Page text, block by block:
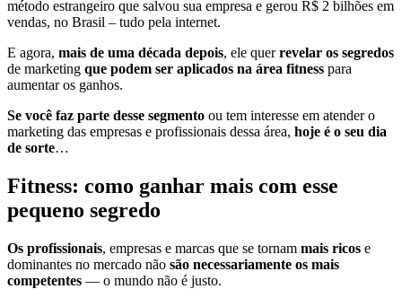
método estrangeiro que salvou sua empresa e gerou R$ 2 bilhões em
vendas, no Brasil – tudo pela internet.
E agora, mais de uma década depois, ele querrevelar os segredos
de marketing que podem ser aplicados na área fitness para
aumentar os ganhos.
Se você faz parte desse segmento ou tem interesse em atender o
marketing das empresas e profissionais dessa área, hoje é o seu dia
de sorte…
Fitness: como ganhar mais com esse
pequeno segredo
Os profissionais, empresas e marcas que se tornam mais ricos e
dominantes no mercado não são necessariamente os mais
competentes — o mundo não é justo.